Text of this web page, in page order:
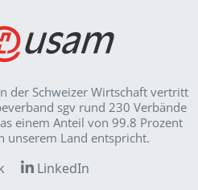
der Schweizer Wirt­schaft vertritt
sgv rund 230 Verbände
einem Anteil von 99.8 Prozent
unserem Land entspricht.
LinkedIn